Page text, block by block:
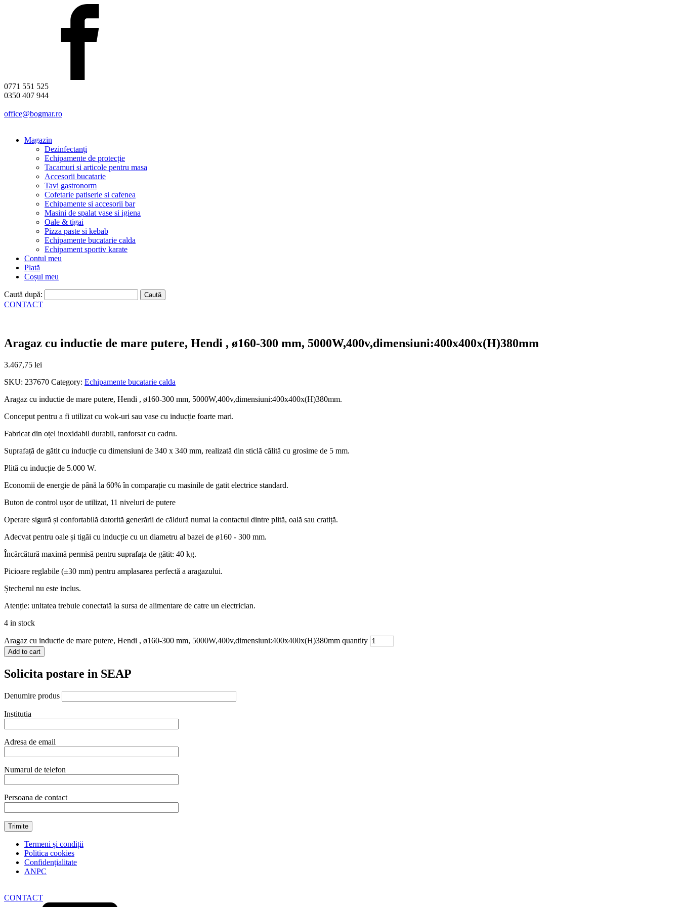
0771 551 525
0350 407 944
office@bogmar.ro
Magazin
Dezinfectanți
Echipamente de protecție
Tacamuri si articole pentru masa
Accesorii bucatarie
Tavi gastronorm
Cofetarie patiserie si cafenea
Echipamente si accesorii bar
Masini de spalat vase si igiena
Oale & tigai
Pizza paste si kebab
Echipamente bucatarie calda
Echipament sportiv karate
Contul meu
Plată
Coșul meu
Caută după:
CONTACT
Aragaz cu inductie de mare putere, Hendi , ø160-300 mm, 5000W,400v,dimensiuni:400x400x(H)380mm
3.467,75 lei
SKU: 237670 Category: Echipamente bucatarie calda
Aragaz cu inductie de mare putere, Hendi , ø160-300 mm, 5000W,400v,dimensiuni:400x400x(H)380mm.
Conceput pentru a fi utilizat cu wok-uri sau vase cu inducție foarte mari.
Fabricat din oțel inoxidabil durabil, ranforsat cu cadru.
Suprafață de gătit cu inducție cu dimensiuni de 340 x 340 mm, realizată din sticlă călită cu grosime de 5 mm.
Plită cu inducție de 5.000 W.
Economii de energie de până la 60% în comparație cu masinile de gatit electrice standard.
Buton de control ușor de utilizat, 11 niveluri de putere
Operare sigură și confortabilă datorită generării de căldură numai la contactul dintre plită, oală sau cratiță.
Adecvat pentru oale și tigăi cu inducție cu un diametru al bazei de ø160 - 300 mm.
Încărcătură maximă permisă pentru suprafața de gătit: 40 kg.
Picioare reglabile (±30 mm) pentru amplasarea perfectă a aragazului.
Ștecherul nu este inclus.
Atenție: unitatea trebuie conectată la sursa de alimentare de catre un electrician.
4 in stock
Aragaz cu inductie de mare putere, Hendi , ø160-300 mm, 5000W,400v,dimensiuni:400x400x(H)380mm quantity
Add to cart
Solicita postare in SEAP
Denumire produs
Institutia
Adresa de email
Numarul de telefon
Persoana de contact
Termeni și condiții
Politica cookies
Confidențialitate
ANPC
CONTACT